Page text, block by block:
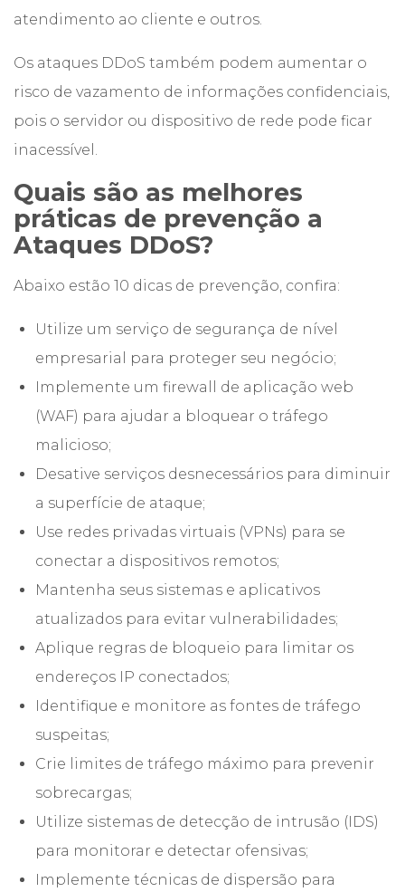
atendimento ao cliente e outros.
Os ataques DDoS também podem aumentar o
risco de vazamento de informações confidenciais,
pois o servidor ou dispositivo de rede pode ficar
inacessível.
Quais são as melhores
práticas de prevenção a
Ataques DDoS?
Abaixo estão 10 dicas de prevenção, confira:
Utilize um serviço de segurança de nível
empresarial para proteger seu negócio;
Implemente um firewall de aplicação web
(WAF) para ajudar a bloquear o tráfego
malicioso;
Desative serviços desnecessários para diminuir
a superfície de ataque;
Use redes privadas virtuais (VPNs) para se
conectar a dispositivos remotos;
Mantenha seus sistemas e aplicativos
atualizados para evitar vulnerabilidades;
Aplique regras de bloqueio para limitar os
endereços IP conectados;
Identifique e monitore as fontes de tráfego
suspeitas;
Crie limites de tráfego máximo para prevenir
sobrecargas;
Utilize sistemas de detecção de intrusão (IDS)
para monitorar e detectar ofensivas;
Implemente técnicas de dispersão para